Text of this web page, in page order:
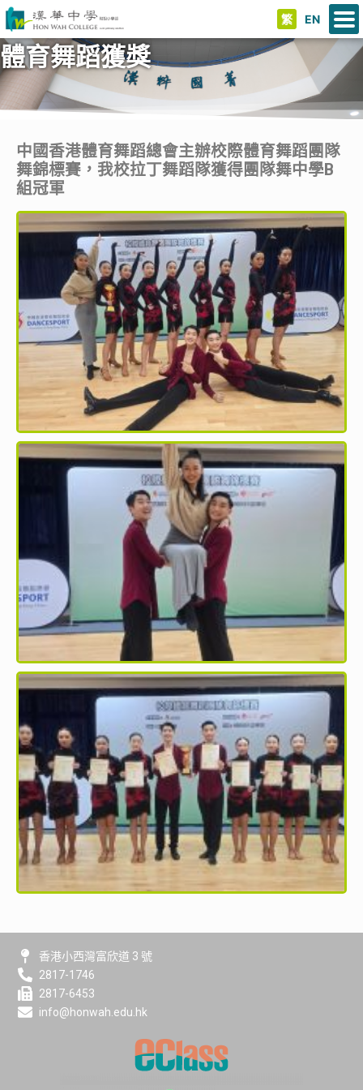
繁 EN
體育舞蹈獲獎
中國香港體育舞蹈總會主辦校際體育舞蹈團隊
舞錦標賽，我校拉丁舞蹈隊獲得團隊舞中學B
組冠軍
香港小西灣富欣道 3 號
2817-1746
2817-6453
info@honwah.edu.hk